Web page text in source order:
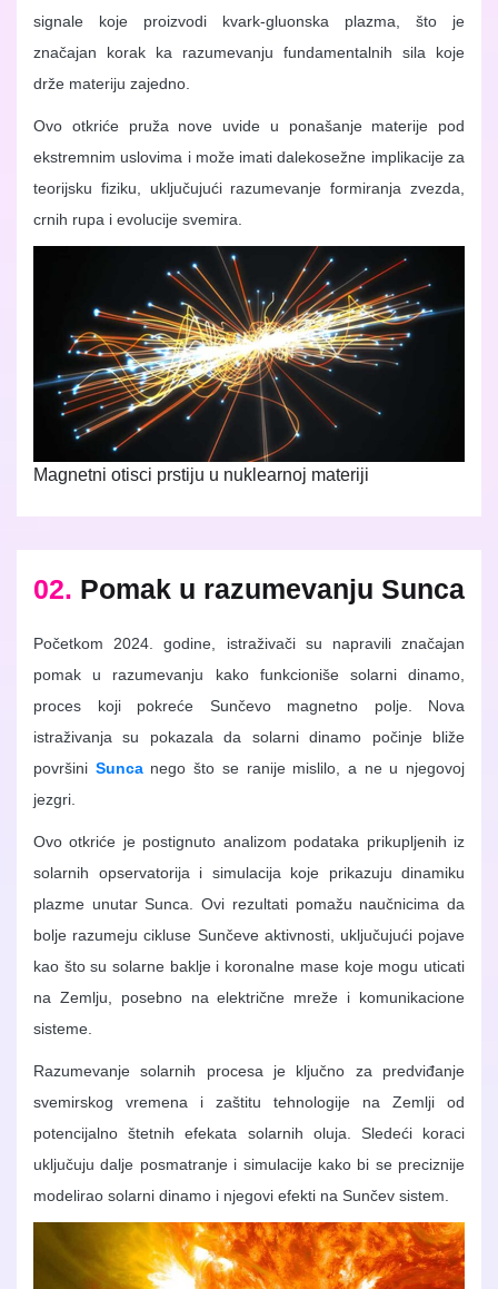
signale koje proizvodi kvark-gluonska plazma, što je
značajan korak ka razumevanju fundamentalnih sila koje
drže materiju zajedno.
Ovo otkriće pruža nove uvide u ponašanje materije pod
ekstremnim uslovima i može imati dalekosežne implikacije za
teorijsku fiziku, uključujući razumevanje formiranja zvezda,
crnih rupa i evolucije svemira​​.
Magnetni otisci prstiju u nuklearnoj materiji
02. Pomak u razumevanju Sunca
Početkom 2024. godine, istraživači su napravili značajan
pomak u razumevanju kako funkcioniše solarni dinamo,
proces koji pokreće Sunčevo magnetno polje. Nova
istraživanja su pokazala da solarni dinamo počinje bliže
površini Sunca nego što se ranije mislilo, a ne u njegovoj
jezgri.
Ovo otkriće je postignuto analizom podataka prikupljenih iz
solarnih opservatorija i simulacija koje prikazuju dinamiku
plazme unutar Sunca. Ovi rezultati pomažu naučnicima da
bolje razumeju cikluse Sunčeve aktivnosti, uključujući pojave
kao što su solarne baklje i koronalne mase koje mogu uticati
na Zemlju, posebno na električne mreže i komunikacione
sisteme.
Razumevanje solarnih procesa je ključno za predviđanje
svemirskog vremena i zaštitu tehnologije na Zemlji od
potencijalno štetnih efekata solarnih oluja. Sledeći koraci
uključuju dalje posmatranje i simulacije kako bi se preciznije
modelirao solarni dinamo i njegovi efekti na Sunčev sistem.